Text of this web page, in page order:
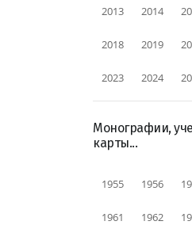
2013 2014
2018 2019
2023 2024
Монографии,
карты...
1955 1956
1961 1962